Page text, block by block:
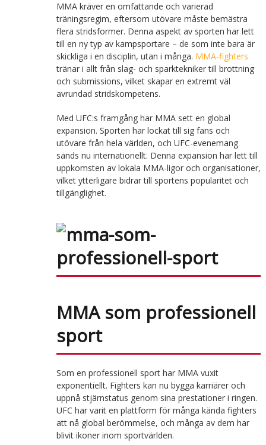
MMA kräver en omfattande och varierad
träningsregim, eftersom utövare måste bemästra
flera stridsformer. Denna aspekt av sporten har lett
till en ny typ av kampsportare – de som inte bara är
skickliga i en disciplin, utan i många. MMA-fighters
tränar i allt från slag- och sparktekniker till brottning
och submissions, vilket skapar en extremt väl
avrundad stridskompetens.
Med UFC:s framgång har MMA sett en global
expansion. Sporten har lockat till sig fans och
utövare från hela världen, och UFC-evenemang
sänds nu internationellt. Denna expansion har lett till
uppkomsten av lokala MMA-ligor och organisationer,
vilket ytterligare bidrar till sportens popularitet och
tillgänglighet.
MMA som professionell
sport
Som en professionell sport har MMA vuxit
exponentiellt. Fighters kan nu bygga karriärer och
uppnå stjärnstatus genom sina prestationer i ringen.
UFC har varit en plattform för många kända fighters
att nå global berömmelse, och många av dem har
blivit ikoner inom sportvärlden.